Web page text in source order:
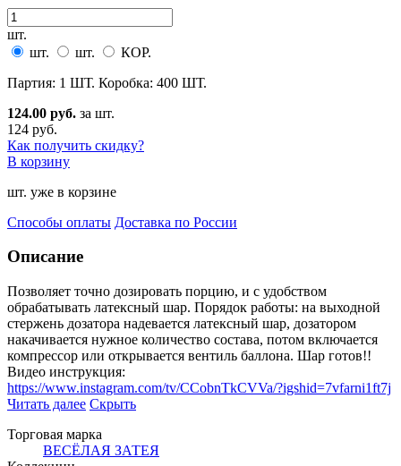
шт.
шт.
шт.
КОР.
Партия: 1 ШТ. Коробка: 400 ШТ.
124.00 руб. за шт.
124 руб.
Как получить скидку?
В корзину
шт. уже в корзине
Способы оплаты Доставка по России
Описание
Позволяет точно дозировать порцию, и с удобством
обрабатывать латексный шар. Порядок работы: на выходной
стержень дозатора надевается латексный шар, дозатором
накачивается нужное количество состава, потом включается
компрессор или открывается вентиль баллона. Шар готов!!
Видео инструкция:
https://www.instagram.com/tv/CCobnTkCVVa/?igshid=7vfarni1ft7j
Читать далее Скрыть
Торговая марка
ВЕСЁЛАЯ ЗАТЕЯ